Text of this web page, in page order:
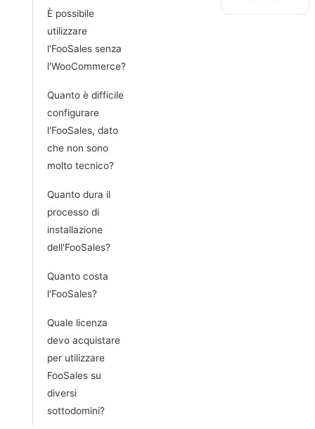
È possibile
utilizzare
l'FooSales senza
l'WooCommerce?
Quanto è difficile
configurare
l'FooSales, dato
che non sono
molto tecnico?
Quanto dura il
processo di
installazione
dell'FooSales?
Quanto costa
l'FooSales?
Quale licenza
devo acquistare
per utilizzare
FooSales su
diversi
sottodomini?